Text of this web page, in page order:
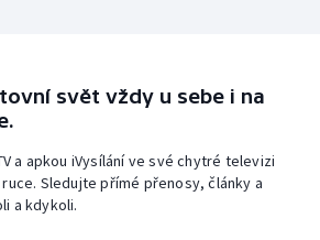
svět vždy u sebe i na
a apkou iVysílání ve své chytré televizi
Sledujte přímé přenosy, články a
a kdykoli.